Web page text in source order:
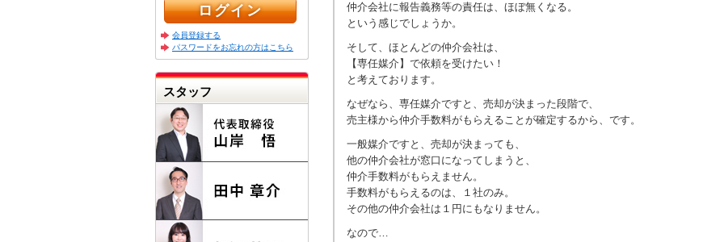
仲介会社に報告義務等の責任は、ほぼ無くなる。
という感じでしょうか。
そして、ほとんどの仲介会社は、
【専任媒介】で依頼を受けたい！
と考えております。
なぜなら、専任媒介ですと、売却が決まった段階で、
売主様から仲介手数料がもらえることが確定するから、です。
一般媒介ですと、売却が決まっても、
他の仲介会社が窓口になってしまうと、
仲介手数料がもらえません。
手数料がもらえるのは、１社のみ。
その他の仲介会社は１円にもなりません。
なので…
会員登録する
パスワードをお忘れの方はこちら
スタッフ